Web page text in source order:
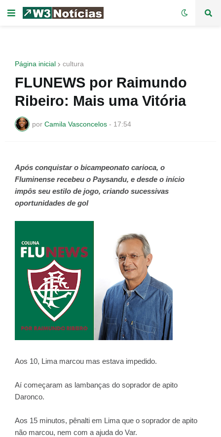
Página inicial cultura
FLUNEWS por Raimundo
Ribeiro: Mais uma Vitória
por Camila Vasconcelos - 17:54
Após conquistar o bicampeonato carioca, o
Fluminense recebeu o Paysandu, e desde o início
impôs seu estilo de jogo, criando sucessivas
oportunidades de gol
Aos 10, Lima marcou mas estava impedido.
Aí começaram as lambanças do soprador de apito
Daronco.
Aos 15 minutos, pênalti em Lima que o soprador de apito
não marcou, nem com a ajuda do Var.